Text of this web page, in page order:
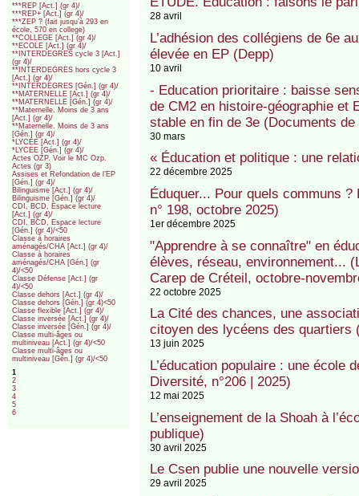
***REP [Act.] (gr 4)/
***REP+ [Act.] (gr 4)/
***ZEP ? (fait jusqu’à 293 en
école, 570 en college)
**COLLEGE [Act.] (gr 4)/
**ECOLE [Act.] (gr 4)/
**INTERDEGRES cycle 3 [Act.]
(gr 4)/
**INTERDEGRES hors cycle 3
[Act.] (gr 4)/
**INTERDEGRES [Gén.] (gr 4)/
**MATERNELLE [Act.] (gr 4)/
**MATERNELLE [Gén.] (gr 4)/
**Maternelle. Moins de 3 ans
[Act.] (gr 4)/
**Maternelle. Moins de 3 ans
[Gén.] (gr 4)/
*LYCEE [Act.] (gr 4)/
*LYCEE [Gén.] (gr 4)/
Actes OZP. Voir le MC Ozp.
Actes (gr 3)
Assises et Refondation de l’EP
[Gén.] (gr 4)/
Bilinguisme [Act.] (gr 4)/
Bilinguisme [Gén.] (gr 4)/
CDI, BCD, Espace lecture
[Act.] (gr 4)/
CDI, BCD, Espace lecture
[Gén.] (gr 4)/<50
Classe à horaires
aménagés/CHA [Act.] (gr 4)/
Classe à horaires
aménagés/CHA [Gén.] (gr
4)/<50
Classe Défense [Act.] (gr
4)/<50
Classe dehors [Act.] (gr 4)/
Classe dehors [Gén.] (gr 4)<50
Classe flexible [Act.] (gr 4)/
Classe inversée [Act.] (gr 4)/
Classe inversée [Gén.] (gr 4)/
Classe multi-âges ou
multiniveau [Act.] (gr 4)/<50
Classe multi-âges ou
multiniveau [Gén.] (gr 4)/<50
1
2
3
4
5
6
28 avril
L’adhésion des collégiens de 6e
élevée en EP (Depp)
10 avril
- Education prioritaire : baisse
de CM2 en histoire-géographie et
stable en fin de 3e (Documents
30 mars
« Éducation et politique : une
22 décembre 2025
Éduquer... Pour quels communs
n° 198, octobre 2025)
1er décembre 2025
"Apprendre à se connaître" en
élèves, réseau, environnement...
Carep de Créteil, octobre-
22 octobre 2025
La Cité des chances, une
citoyen des lycéens des quartiers
13 juin 2025
L’éducation populaire : une école
Diversité, n°206 | 2025)
12 mai 2025
L’enseignement de la Shoah à
publique)
30 avril 2025
Le Csen publie une nouvelle
29 avril 2025